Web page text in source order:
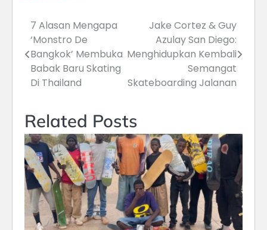
Post
navigation
7 Alasan Mengapa
‘Monstro De
Bangkok’ Membuka
Babak Baru Skating
Di Thailand
Jake Cortez & Guy
Azulay San Diego:
Menghidupkan Kembali
Semangat
Skateboarding Jalanan
Related Posts